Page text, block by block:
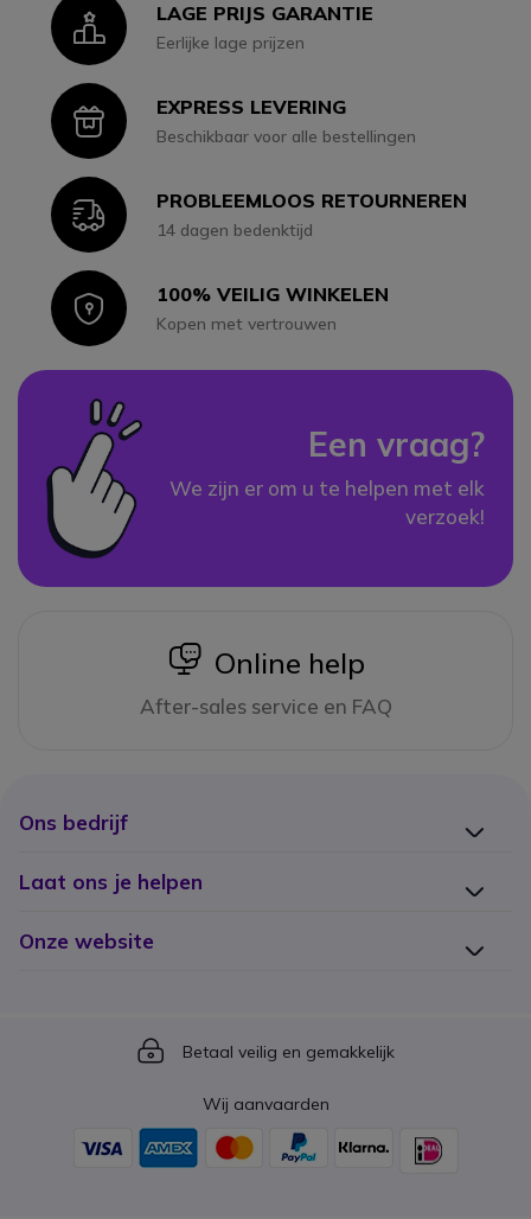
IconLAGE PRIJS GARANTIE
Eerlijke lage prijzen
IconEXPRESS LEVERING
Beschikbaar voor alle bestellingen
IconPROBLEEMLOOS RETOURNEREN
14 dagen bedenktijd
Icon100% VEILIG WINKELEN
Kopen met vertrouwen
Een vraag?
We zijn er om u te helpen met elk
verzoek!
icon
Online help
After-sales service en FAQ
Ons bedrijf
Laat ons je helpen
Onze website
Icon
Betaal veilig en gemakkelijk
Wij aanvaarden